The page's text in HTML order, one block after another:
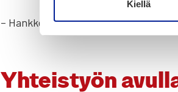
Kiellä
– Hank­keen jäl­kei­nen jat­ku­vuus on
Yhteis­työn